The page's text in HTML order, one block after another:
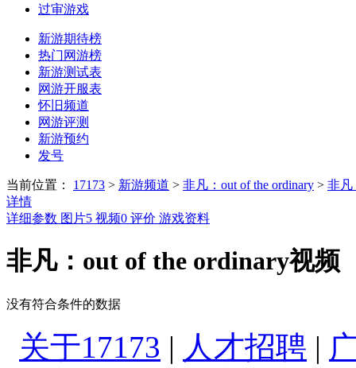
过审游戏
新游期待榜
热门网游榜
新游测试表
网游开服表
怀旧频道
网游评测
新游预约
发号
当前位置： 17173 > 新游频道 > 非凡：out of the ordinary > 非凡
详情
详细参数 图片5 视频0 评价 游戏资料
非凡：out of the ordinary视频
没有符合条件的数据
关于17173 | 人才招聘 |